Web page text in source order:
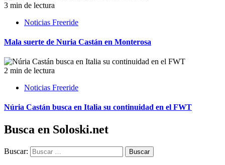
3 min de lectura
Noticias Freeride
Mala suerte de Nuria Castán en Monterosa
2 min de lectura
Noticias Freeride
Núria Castán busca en Italia su continuidad en el FWT
Busca en Soloski.net
Buscar: